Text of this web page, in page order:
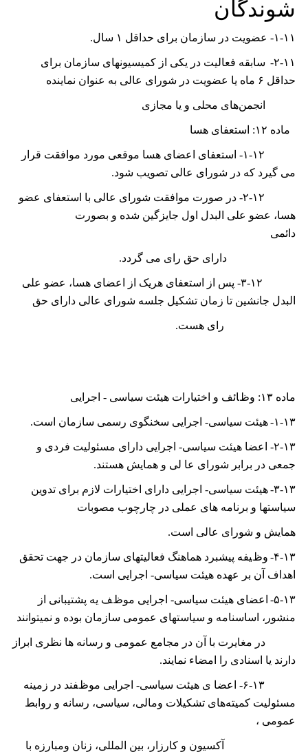
ﺷﻮﻧﺪﮔﺎﻥ
۱-۱۱- ﻋﻀﻮﻳﺖ ﺩﺭ ﺳﺎﺯﻣﺎﻥ ﺑﺮﺍی ﺣﺪﺍﻗﻞ ۱ ﺳﺎﻝ.
۲-۱۱-
ﺳﺎﺑﻘﻪ ﻓﻌﺎﻟﻴﺖ ﺩﺭ ﻳﮑﯽ ﺍﺯ ﮐﻤﻴﺴﻴﻮﻧﻬﺎی ﺳﺎﺯﻣﺎﻥ ﺑﺮﺍی
ﺣﺪﺍﻗﻞ ۶ ﻣﺎﻩ یا عضویت در شورای عالی به عنوان نماینده
انجمن‌های محلی و یا مجازی
ماده ۱۲: استعفای هسا
۱-۱۲- استعفای اعضای هسا موقعی مورد موافقت قرار
می گیرد که در شورای عالی تصویب شود.
۲-۱۲-
در صورت موافقت شورای عالی با استعفای عضو
هسا، عضو علی البدل اول جایزگین شده و بصورت
دائمی
دارای حق رای می گردد.
۳-۱۲- پس از استعفای هریک از اعضای هسا، عضو علی
البدل جانشین تا زمان تشکیل جلسه شورای عالی دارای حق
رای هست.
ماده ۱۳: ﻭﻅﺎﺋﻒ ﻭ ﺍﺧﺘﻴﺎﺭﺍﺕ ﻫﻴﺌﺖ ﺳﻴﺎﺳﯽ - ﺍﺟﺮﺍﻳﯽ
۱-۱۳- ﻫﻴﺌﺖ ﺳﻴﺎﺳﯽ- ﺍﺟﺮﺍﻳﯽ ﺳﺨﻨﮕﻮی ﺭﺳﻤﯽ ﺳﺎﺯﻣﺎﻥ ﺍﺳﺖ.
۲-۱۳- ﺍﻋﻀﺎ ﻫﻴﺌﺖ ﺳﻴﺎﺳﯽ- ﺍﺟﺮﺍﻳﯽ ﺩﺍﺭﺍی ﻣﺴﺌﻮﻟﻴﺖ ﻓﺮﺩی ﻭ
ﺟﻤﻌﯽ ﺩﺭ ﺑﺮﺍﺑﺮ ﺷﻮﺭﺍی ﻋﺎ ﻟﯽ ﻭ ﻫﻤﺎﻳﺶ هستند.
۳-۱۳- ﻫﻴﺌﺖ ﺳﻴﺎﺳﯽ- ﺍﺟﺮﺍﻳﯽ ﺩﺍﺭﺍی ﺍﺧﺘﻴﺎﺭﺍﺕ ﻻﺯﻡ ﺑﺮﺍی ﺗﺪﻭﻳﻦ
ﺳﻴﺎﺳﺘﻬﺎ ﻭ ﺑﺮﻧﺎﻣﻪ ﻫﺎی ﻋﻤﻠﯽ ﺩﺭ ﭼﺎﺭﭼﻮﺏ ﻣﺼﻮﺑﺎﺕ
ﻫﻤﺎﻳﺶ ﻭ ﺷﻮﺭﺍی ﻋﺎﻟﯽ ﺍﺳﺖ.
۴-۱۳- ﻭﻅﻴﻔﻪ ﭘﻴﺸﺒﺮﺩ ﻫﻤﺎﻫﻨﮓ ﻓﻌﺎﻟﻴﺘﻬﺎی ﺳﺎﺯﻣﺎﻥ ﺩﺭ ﺟﻬﺖ ﺗﺤﻘﻖ
ﺍﻫﺪﺍﻑ ﺁﻥ ﺑﺮ ﻋﻬﺪﻩ ﻫﻴﺌﺖ ﺳﻴﺎﺳﯽ- ﺍﺟﺮﺍﻳﯽ ﺍﺳﺖ.
۵-۱۳-
ﺍﻋﻀﺎی ﻫﻴﺌﺖ ﺳﻴﺎﺳﯽ- ﺍﺟﺮﺍﻳﯽ ﻣﻮﻅﻒ ﻳﻪ ﭘﺸﺘﻴﺒﺎﻧﯽ ﺍﺯ
ﻣﻨﺸﻮﺭ، ﺍﺳﺎﺳﻨﺎﻣﻪ ﻭ ﺳﻴﺎﺳﺘﻬﺎی ﻋﻤﻮﻣﯽ ﺳﺎﺯﻣﺎﻥ بوده ﻭ ﻧﻤﻴﺘﻮﺍﻧﻨﺪ
ﺩﺭ ﻣﻐﺎﻳﺮﺕ ﺑﺎ ﺁﻥ ﺩﺭ ﻣﺠﺎﻣﻊ ﻋﻤﻮﻣﯽ ﻭ ﺭﺳﺎﻧﻪ ﻫﺎ ﻧﻈﺮی ﺍﺑﺮﺍﺯ
ﺩﺍﺭﻧﺪ ﻳﺎ ﺍﺳﻨﺎﺩی ﺭﺍ ﺍﻣﻀﺎء ﻧﻤﺎﻳﻨﺪ.
۶-۱۳- ﺍ
ﻋﻀﺎ ی ﻫﻴﺌﺖ ﺳﻴﺎﺳﯽ- ﺍﺟﺮﺍﻳﯽ ﻣﻮﻅﻔﻨﺪ ﺩﺭ ﺯﻣﻴﻨﻪ
مسئولیت کمیته‌های ﺗﺸﮑﻴﻼﺕ ﻭﻣﺎﻟﯽ، سیاسی، ﺭﺳﺎﻧﻪ و روابط
عمومی ،
ﺁﮐﺴﻴﻮﻥ و کارزار، ﺑﻴﻦ ﺍﻟﻤﻠﻠﯽ، زنان وﻣﺒﺎﺭﺯﻩ ﺑﺎ